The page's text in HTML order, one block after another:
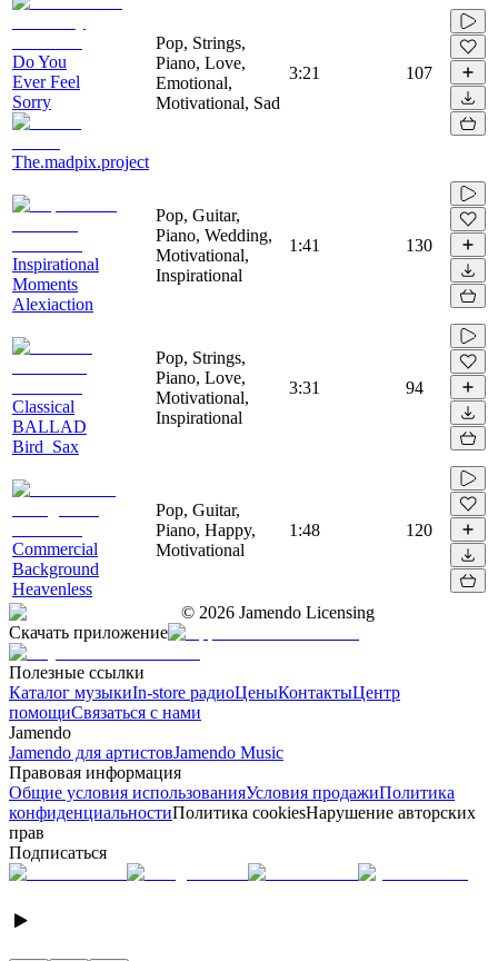
Do You
Ever Feel
Sorry
The.madpix.project
Pop, Strings,
Piano, Love,
Emotional,
Motivational, Sad
3:21 107
Inspirational
Moments
Alexiaction
Pop, Guitar,
Piano, Wedding,
Motivational,
Inspirational
1:41 130
Classical
BALLAD
Bird_Sax
Pop, Strings,
Piano, Love,
Motivational,
Inspirational
3:31 94
Commercial
Background
Heavenless
Pop, Guitar,
Piano, Happy,
Motivational
1:48 120
© 2026 Jamendo Licensing
Скачать приложение
Полезные ссылки
Каталог музыкиIn-store радиоЦеныКонтактыЦентр
помощиСвязаться с нами
Jamendo
Jamendo для артистовJamendo Music
Правовая информация
Общие условия использованияУсловия продажиПолитика
конфиденциальностиПолитика cookiesНарушение авторских
прав
Подписаться